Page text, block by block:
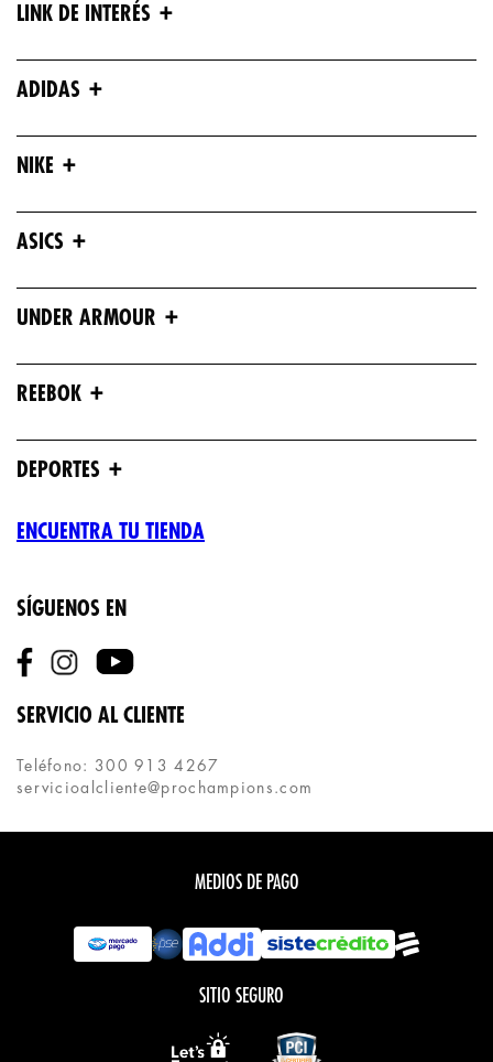
LINK DE INTERÉS +
ADIDAS +
NIKE +
ASICS +
UNDER ARMOUR +
REEBOK +
DEPORTES +
ENCUENTRA TU TIENDA
SÍGUENOS EN
SERVICIO AL CLIENTE
Teléfono: 300 913 4267
servicioalcliente@prochampions.com
MEDIOS DE PAGO
SITIO SEGURO